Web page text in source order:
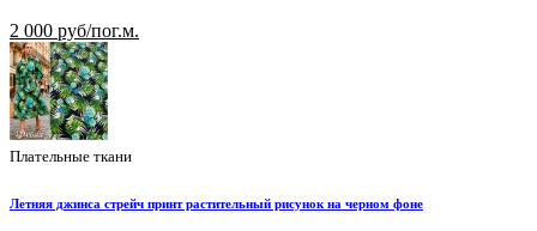
2 000 руб/пог.м.
Плательные ткани
Летняя джинса стрейч принт растительный рисунок на черном фоне